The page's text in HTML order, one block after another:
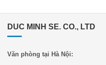
DUC MINH SE. CO., LTD
Văn phòng tại Hà Nội: